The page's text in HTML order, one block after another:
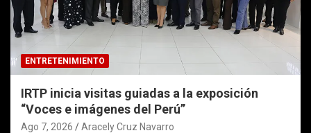
ENTRETENIMIENTO
IRTP inicia visitas guiadas a la exposición
“Voces e imágenes del Perú”
Ago 7, 2026 Aracely Cruz Navarro